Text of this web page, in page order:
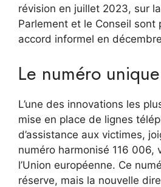
révision en juillet 2023, sur
Parlement et le Conseil sont
accord informel en
Le numéro unique
L’une des innovations les
mise en place de lignes
d’assistance aux victimes,
numéro harmonisé 116 006,
l’Union européenne. Ce
réserve, mais la nouvelle